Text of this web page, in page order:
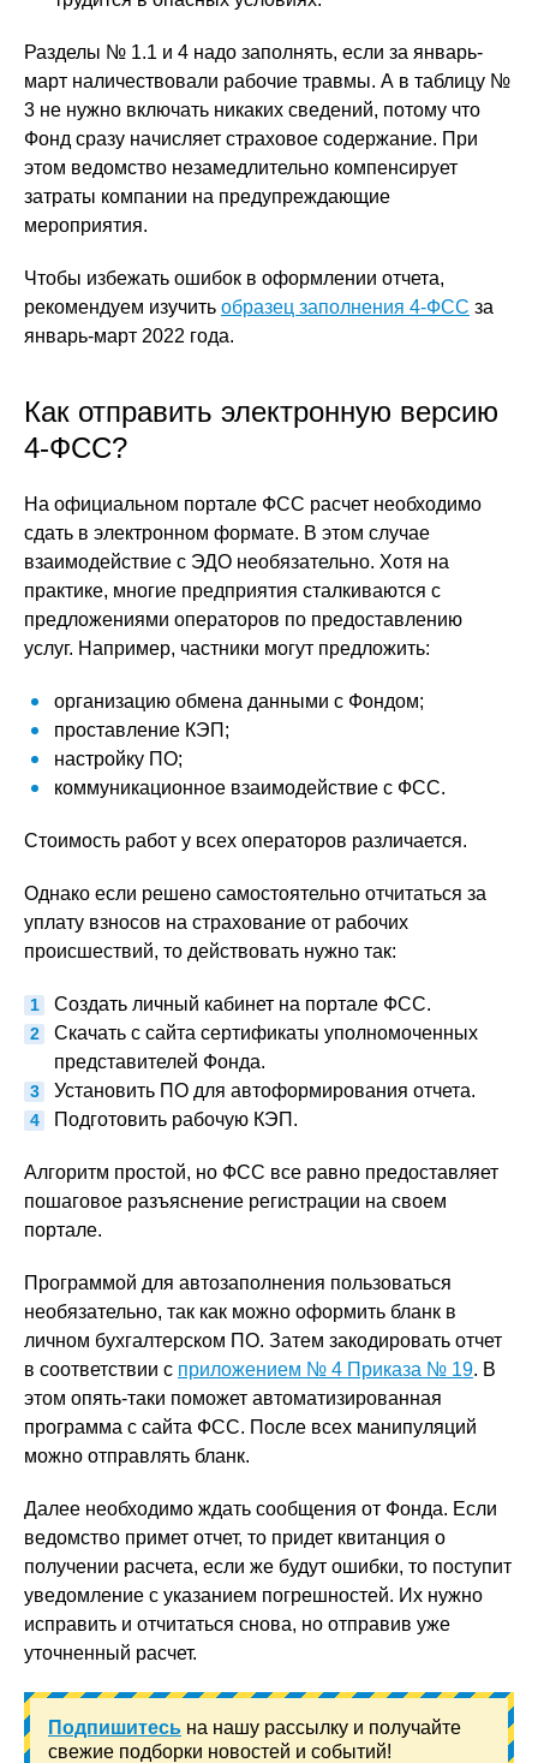
Разделы № 1.1 и 4 надо заполнять, если за январь-
март наличествовали рабочие травмы. А в таблицу №
3 не нужно включать никаких сведений, потому что
Фонд сразу начисляет страховое содержание. При
этом ведомство незамедлительно компенсирует
затраты компании на предупреждающие
мероприятия.
Чтобы избежать ошибок в оформлении отчета,
рекомендуем изучить образец заполнения 4-ФСС за
январь-март 2022 года.
Как отправить электронную версию
4-ФСС?
На официальном портале ФСС расчет необходимо
сдать в электронном формате. В этом случае
взаимодействие с ЭДО необязательно. Хотя на
практике, многие предприятия сталкиваются с
предложениями операторов по предоставлению
услуг. Например, частники могут предложить:
организацию обмена данными с Фондом;
проставление КЭП;
настройку ПО;
коммуникационное взаимодействие с ФСС.
Стоимость работ у всех операторов различается.
Однако если решено самостоятельно отчитаться за
уплату взносов на страхование от рабочих
происшествий, то действовать нужно так:
Создать личный кабинет на портале ФСС.
Скачать с сайта сертификаты уполномоченных
представителей Фонда.
Установить ПО для автоформирования отчета.
Подготовить рабочую КЭП.
Алгоритм простой, но ФСС все равно предоставляет
пошаговое разъяснение регистрации на своем
портале.
Программой для автозаполнения пользоваться
необязательно, так как можно оформить бланк в
личном бухгалтерском ПО. Затем закодировать отчет
в соответствии с приложением № 4 Приказа № 19. В
этом опять-таки поможет автоматизированная
программа с сайта ФСС. После всех манипуляций
можно отправлять бланк.
Далее необходимо ждать сообщения от Фонда. Если
ведомство примет отчет, то придет квитанция о
получении расчета, если же будут ошибки, то поступит
уведомление с указанием погрешностей. Их нужно
исправить и отчитаться снова, но отправив уже
уточненный расчет.
Подпишитесь на нашу рассылку и получайте
свежие подборки новостей и событий!